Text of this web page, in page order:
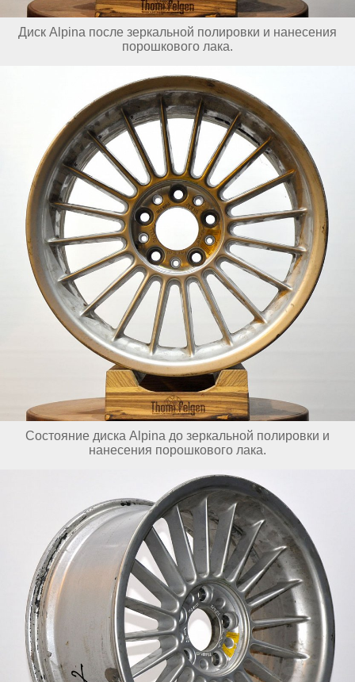
Диск Alpina после зеркальной полировки и нанесения
порошкового лака.
Состояние диска Alpina до зеркальной полировки и
нанесения порошкового лака.